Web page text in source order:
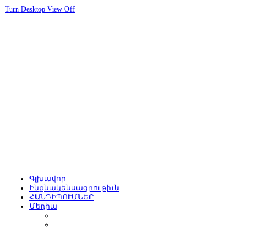
Turn Desktop View Off
Գլխավոր
Ինքնակենսագրութիւն
ՀԱՆԴԻՊՈՒՄՆԵՐ
Մեդիա